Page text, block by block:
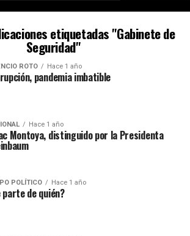
etiquetadas "Gabinete de
Seguridad"
ROTO Hace 1 año
pandemia imbatible
Hace 1 año
Montoya, distinguido por la Presidenta
POLÍTICO Hace 1 año
parte de quién?